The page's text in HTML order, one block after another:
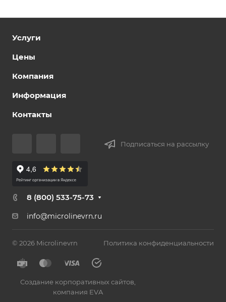
Услуги
Цены
Компания
Информация
Контакты
Подписаться на рассылку
8 (800) 533-75-73
info@microlinevrn.ru
© 2026 Microlinevrn Политика конфиденциальности
Создание корпоративных сайтов
компания EVA